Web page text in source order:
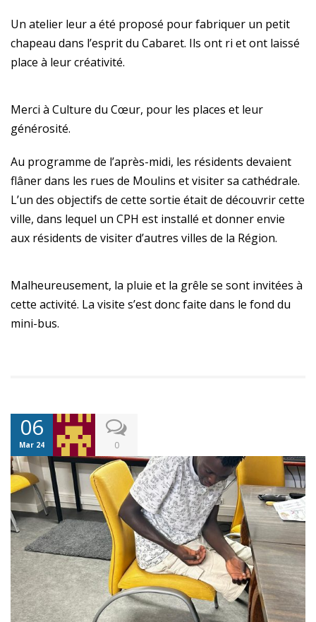
Un atelier leur a été proposé pour fabriquer un petit
chapeau dans l’esprit du Cabaret. Ils ont ri et ont laissé
place à leur créativité.
Merci à Culture du Cœur, pour les places et leur
générosité.
Au programme de l’après-midi, les résidents devaient
flâner dans les rues de Moulins et visiter sa cathédrale.
L’un des objectifs de cette sortie était de découvrir cette
ville, dans lequel un CPH est installé et donner envie
aux résidents de visiter d’autres villes de la Région.
Malheureusement, la pluie et la grêle se sont invitées à
cette activité. La visite s’est donc faite dans le fond du
mini-bus.
06
Mar 24 0